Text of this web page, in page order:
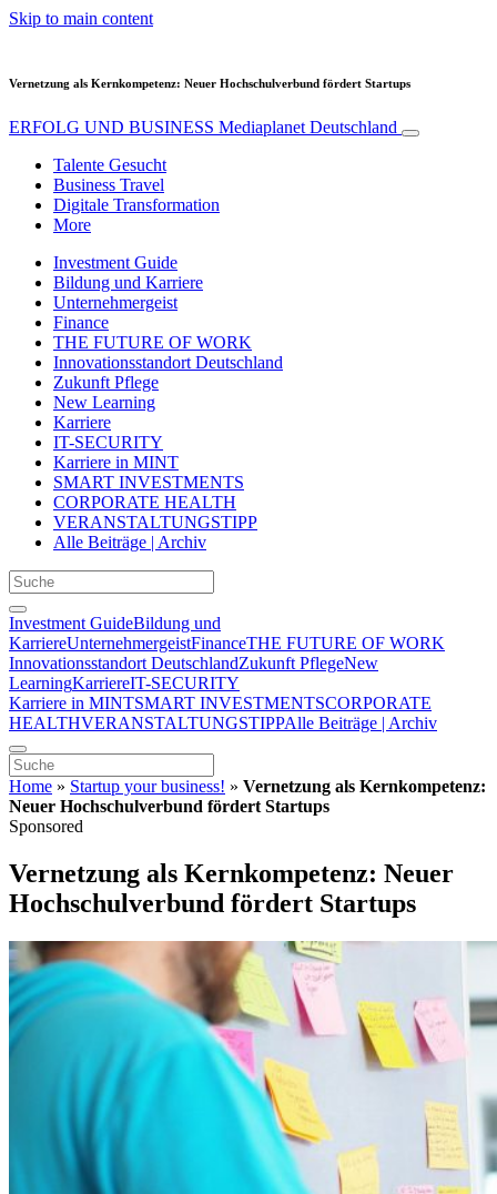
Skip to main content
Vernetzung als Kernkompetenz: Neuer Hochschulverbund fördert Startups
ERFOLG UND BUSINESS Mediaplanet Deutschland
Talente Gesucht
Business Travel
Digitale Transformation
More
Investment Guide
Bildung und Karriere
Unternehmergeist
Finance
THE FUTURE OF WORK
Innovationsstandort Deutschland
Zukunft Pflege
New Learning
Karriere
IT-SECURITY
Karriere in MINT
SMART INVESTMENTS
CORPORATE HEALTH
VERANSTALTUNGSTIPP
Alle Beiträge | Archiv
Investment GuideBildung und
KarriereUnternehmergeistFinanceTHE FUTURE OF WORK
Innovationsstandort DeutschlandZukunft PflegeNew
LearningKarriereIT-SECURITY
Karriere in MINTSMART INVESTMENTSCORPORATE
HEALTHVERANSTALTUNGSTIPPAlle Beiträge | Archiv
Home » Startup your business! » Vernetzung als Kernkompetenz:
Neuer Hochschulverbund fördert Startups
Sponsored
Vernetzung als Kernkompetenz: Neuer
Hochschulverbund fördert Startups